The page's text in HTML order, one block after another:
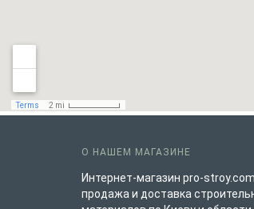
О НАШЕМ МАГАЗИНЕ
Интернет-магазин pro-
продажа и доставка